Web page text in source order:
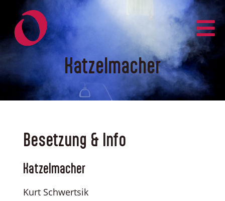
Inhalt
springen
Katzelmacher
Besetzung & Info
Katzelmacher
Kurt Schwertsik